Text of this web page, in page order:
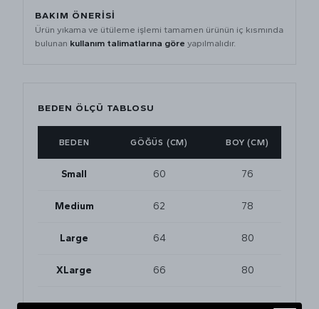
BAKIM ÖNERİSİ
Ürün yıkama ve ütüleme işlemi tamamen ürünün iç kısmında
bulunan kullanım talimatlarına göre yapılmalıdır.
BEDEN ÖLÇÜ TABLOSU
BEDEN GÖĞÜS (CM) BOY (CM)
Small 60 76
Medium 62 78
Large 64 80
XLarge 66 80